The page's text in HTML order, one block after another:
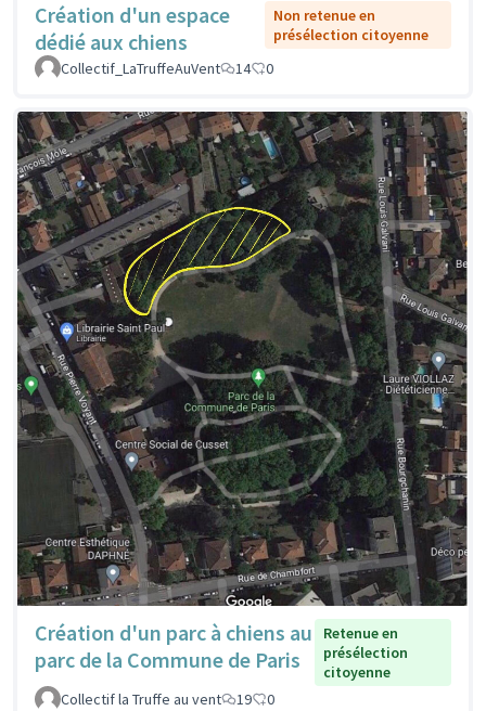
Création d'un espace
dédié aux chiens
Non retenue en
présélection citoyenne
Collectif_LaTruffeAuVent
14 0
Création d'un parc à chiens au
parc de la Commune de Paris
Retenue en
présélection
citoyenne
Collectif la Truffe au vent
19 0